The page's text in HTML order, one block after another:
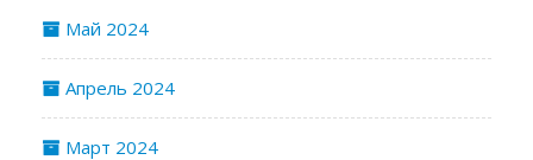
Май 2024
Апрель 2024
Март 2024